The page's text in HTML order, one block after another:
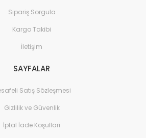
Sipariş Sorgula
Kargo Takibi
İletişim
SAYFALAR
Satış Sözleşmesi
Gizlilik ve Güvenlik
İptal İade Koşullari